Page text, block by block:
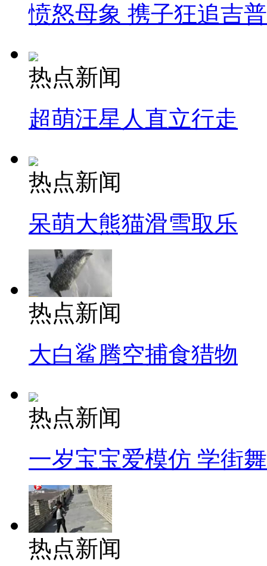
愤怒母象 携子狂追吉
热点新闻
超萌汪星人直立行走
热点新闻
呆萌大熊猫滑雪取乐
热点新闻
大白鲨腾空捕食猎物
热点新闻
一岁宝宝爱模仿 学街
热点新闻